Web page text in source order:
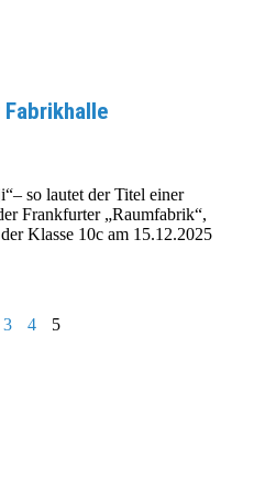
so lautet der Titel einer
Frankfurter „Raumfabrik“,
Klasse 10c am 15.12.2025
3 4 5